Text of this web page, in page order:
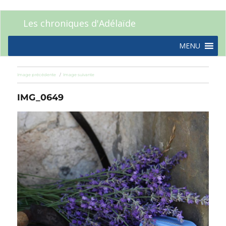
Les chroniques d'Adélaïde
MENU
Image précédente Image suivante
IMG_0649